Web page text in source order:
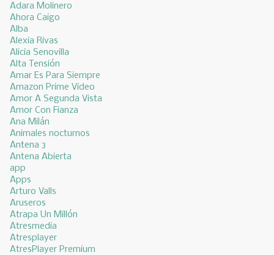
Adara Molinero
Ahora Caigo
Alba
Alexia Rivas
Alicia Senovilla
Alta Tensión
Amar Es Para Siempre
Amazon Prime Video
Amor A Segunda Vista
Amor Con Fianza
Ana Milán
Animales nocturnos
Antena 3
Antena Abierta
app
Apps
Arturo Valls
Aruseros
Atrapa Un Millón
Atresmedia
Atresplayer
AtresPlayer Premium